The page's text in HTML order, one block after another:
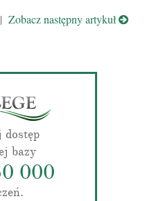
| Zobacz następny artykuł
dostęp
bazy
000